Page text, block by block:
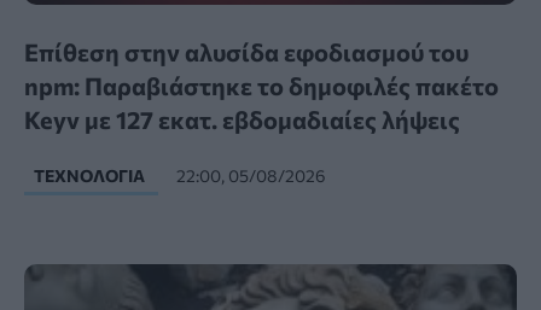
Επίθεση στην αλυσίδα εφοδιασμού του
npm: Παραβιάστηκε το δημοφιλές πακέτο
Keyv με 127 εκατ. εβδομαδιαίες λήψεις
ΤΕΧΝΟΛΟΓΊΑ 22:00, 05/08/2026